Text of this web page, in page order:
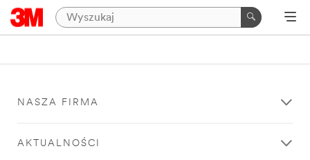
NASZA FIRMA
AKTUALNOŚCI